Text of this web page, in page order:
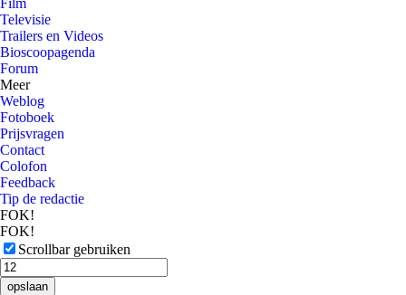
Film
Televisie
Trailers en Videos
Bioscoopagenda
Forum
Meer
Weblog
Fotoboek
Prijsvragen
Contact
Colofon
Feedback
Tip de redactie
FOK!
FOK!
Scrollbar gebruiken
opslaan